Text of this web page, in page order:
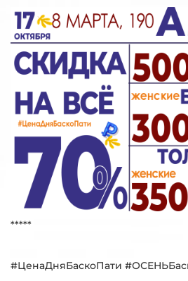
*****
#ЦенаДняБаскоПати